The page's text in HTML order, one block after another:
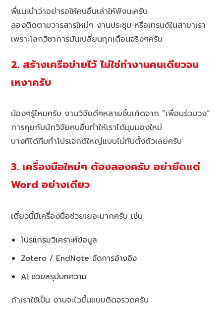
พี่แนะนำว่าอย่ารอให้คนอื่นเล่าให้ฟังนะครับ
ลองติดตามวารสารใหม่ๆ งานประชุม หรือเทรนด์ในสาขาเรา
เพราะโลกวิชาการมันเปลี่ยนทุกเดือนจริงๆครับ
2. สร้างเครือข่ายไว้ ไม่ใช่ทำงานคนเดียวจน
เหงาครับ
น้องๆรู้ไหมครับ งานวิจัยดีๆหลายชิ้นเกิดจาก “เพื่อนร่วมวง”
การคุยกับนักวิจัยคนอื่นทำให้เราได้มุมมองใหม่
บางทีได้ทีมทำโปรเจกต์ใหญ่แบบไม่ทันตั้งตัวเลยครับ
3. เครื่องมือใหม่ๆ ต้องลองครับ อย่ายึดแต่
Word อย่างเดียว
เดี๋ยวนี้มีเครื่องมือช่วยเยอะมากครับ เช่น
โปรแกรมวิเคราะห์ข้อมูล
Zotero / EndNote จัดการอ้างอิง
AI ช่วยสรุปบทความ
ถ้าเราใช้เป็น งานจะไวขึ้นแบบติดจรวดครับ